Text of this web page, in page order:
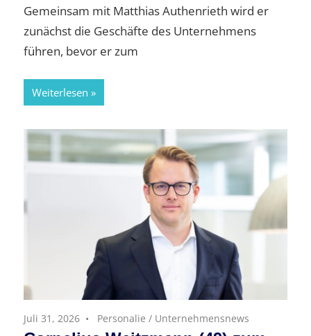
Gemeinsam mit Matthias Authenrieth wird er
zunächst die Geschäfte des Unternehmens
führen, bevor er zum
Weiterlesen
Juli 31, 2026 Personalie / Unternehmensnews